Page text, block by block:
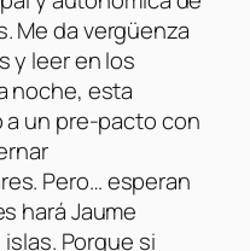
Me da vergüenza
y leer en los
noche, esta
a un pre-pacto con
Pero… esperan
hará Jaume
Porque si